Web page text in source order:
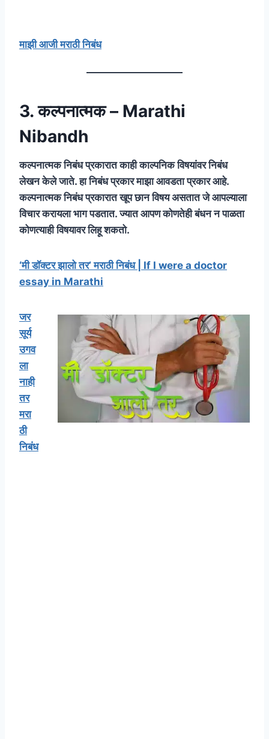
माझी आजी मराठी निबंध
3. कल्पनात्मक – Marathi
Nibandh
कल्पनात्मक निबंध प्रकारात काही काल्पनिक विषयांवर निबंध
लेखन केले जाते. हा निबंध प्रकार माझा आवडता प्रकार आहे.
कल्पनात्मक निबंध प्रकारात खूप छान विषय असतात जे आपल्याला
विचार करायला भाग पडतात. ज्यात आपण कोणतेही बंधन न पाळता
कोणत्याही विषयावर लिहू शकतो.
‘मी डॉक्टर झालो तर’ मराठी निबंध | If I were a doctor
essay in Marathi
जर
सूर्य
उगव
ला
नाही
तर
मरा
ठी
निबंध